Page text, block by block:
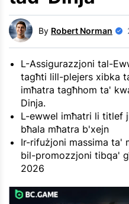
By Robert Norman
L-Assigurazzjoni tal-
tagħti lill-plejers xibka
imħatra tagħhom ta'
Dinja.
L-ewwel imħatri li titlef
bħala mħatra b'xejn
Ir-rifużjoni massima ta'
bil-promozzjoni tibqa'
2026